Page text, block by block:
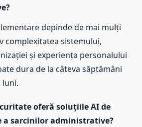
depinde de mai mulți
complexitatea sistemului,
și experiența personalului
dura de la câteva săptămâni
luni.
oferă soluțiile AI de
a sarcinilor administrative?